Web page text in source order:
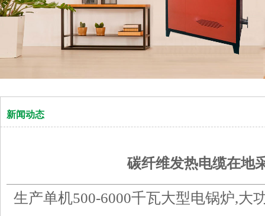
新闻动态
碳纤维发热电缆在地
生产单机500-6000千瓦大型电锅炉,大